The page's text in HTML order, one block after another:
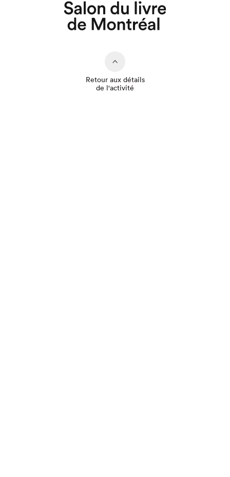
Que cherchez-vous?
Retour aux détails
de l'activité